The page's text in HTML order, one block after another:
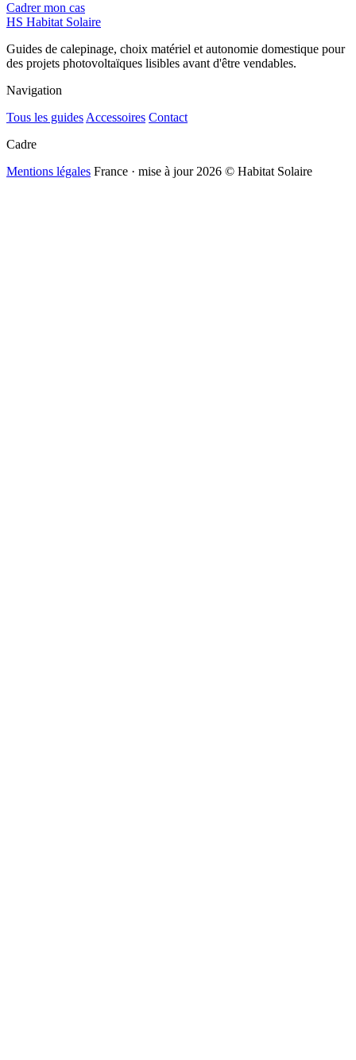
Cadrer mon cas
HS Habitat Solaire
Guides de calepinage, choix matériel et autonomie domestique pour
des projets photovoltaïques lisibles avant d'être vendables.
Navigation
Tous les guides Accessoires Contact
Cadre
Mentions légales France · mise à jour 2026 © Habitat Solaire